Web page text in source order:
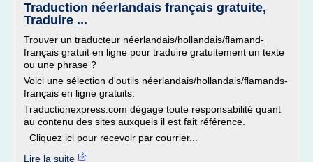
Traduction néerlandais français gratuite,
Traduire ...
Trouver un traducteur néerlandais/hollandais/flamand-
français gratuit en ligne pour traduire gratuitement un texte
ou une phrase ?
Voici une sélection d'outils néerlandais/hollandais/flamands-
français en ligne gratuits.
Traductionexpress.com dégage toute responsabilité quant
au contenu des sites auxquels il est fait référence.
Cliquez ici pour recevoir par courrier...
Lire la suite